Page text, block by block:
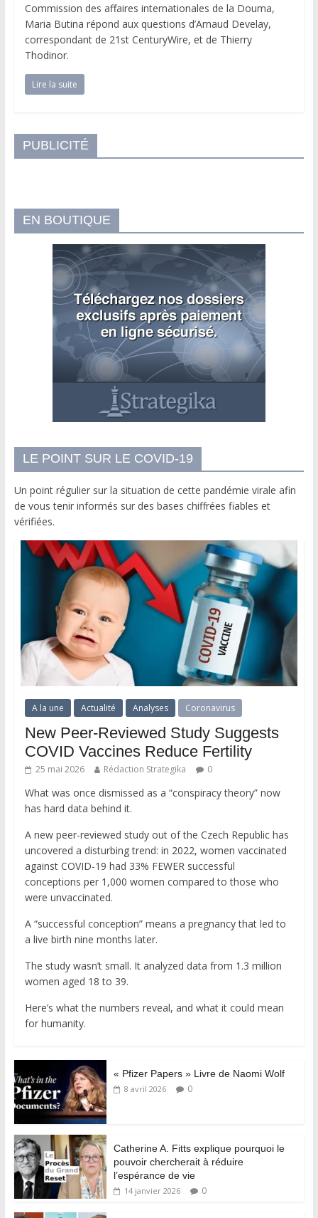
Commission des affaires internationales de la Douma,
Maria Butina répond aux questions d’Arnaud Develay,
correspondant de 21st CenturyWire, et de Thierry
Thodinor.
Lire la suite
PUBLICITÉ
EN BOUTIQUE
LE POINT SUR LE COVID-19
Un point régulier sur la situation de cette pandémie virale afin
de vous tenir informés sur des bases chiffrées fiables et
vérifiées.
A la une Actualité Analyses Coronavirus
New Peer-Reviewed Study Suggests
COVID Vaccines Reduce Fertility
25 mai 2026 Rédaction Strategika 0
What was once dismissed as a “conspiracy theory” now
has hard data behind it.
A new peer-reviewed study out of the Czech Republic has
uncovered a disturbing trend: in 2022, women vaccinated
against COVID-19 had 33% FEWER successful
conceptions per 1,000 women compared to those who
were unvaccinated.
A “successful conception” means a pregnancy that led to
a live birth nine months later.
The study wasn’t small. It analyzed data from 1.3 million
women aged 18 to 39.
Here’s what the numbers reveal, and what it could mean
for humanity.
« Pfizer Papers » Livre de Naomi Wolf
8 avril 2026 0
Catherine A. Fitts explique pourquoi le
pouvoir chercherait à réduire
l’espérance de vie
14 janvier 2026 0